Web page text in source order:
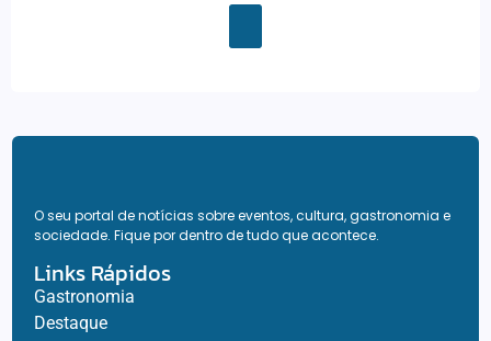
O seu portal de notícias sobre eventos, cultura, gastronomia e
sociedade. Fique por dentro de tudo que acontece.
Links Rápidos
Gastronomia
Destaque